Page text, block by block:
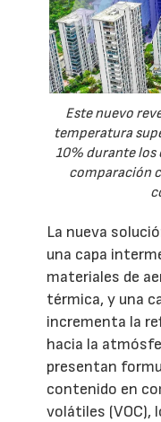
Este nuevo
temperatura
10% durante los
comparación
La nueva
una capa
materiales de
térmica, y una
incrementa la
hacia la
presentan
contenido en
volátiles (VOC),